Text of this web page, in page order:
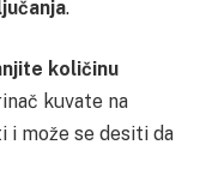
.
količinu
kuvate na
i može se desiti da